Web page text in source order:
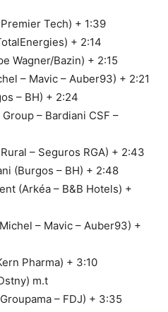
Tech) + 1:39
+ 2:14
Wagner/Bazin) + 2:15
– Mavic – Auber93) + 2:21
– BH) + 2:24
– Bardiani CSF –
– Seguros RGA) + 2:43
(Burgos – BH) + 2:48
(Arkéa – B&B Hotels) +
– Mavic – Auber93) +
Pharma) + 3:10
m.t
– FDJ) + 3:35